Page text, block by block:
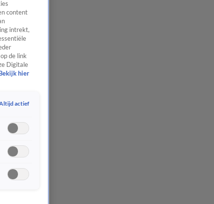
content
intrekt,
de link
Digitale
Bekijk hier
actief